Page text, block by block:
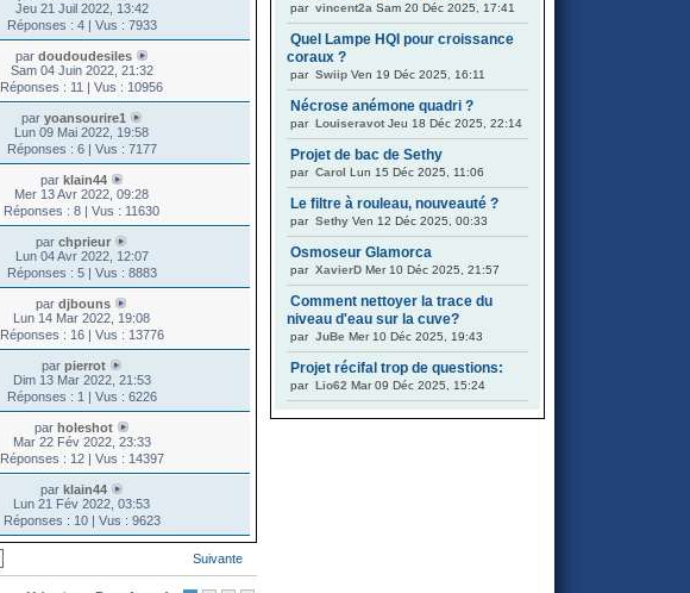
Jeu 21 Juil 2022, 13:42
Réponses : 4 | Vus : 7933
par doudoudesiles
Sam 04 Juin 2022, 21:32
Réponses : 11 | Vus : 10956
par yoansourire1
Lun 09 Mai 2022, 19:58
Réponses : 6 | Vus : 7177
par klain44
Mer 13 Avr 2022, 09:28
Réponses : 8 | Vus : 11630
parchprieur
Lun 04 Avr 2022, 12:07
Réponses : 5 | Vus : 8883
pardjbouns
Lun 14 Mar 2022, 19:08
Réponses : 16 | Vus : 13776
par pierrot
Dim 13 Mar 2022, 21:53
Réponses : 1 | Vus : 6226
par holeshot
Mar 22 Fév 2022, 23:33
Réponses : 12 | Vus : 14397
par klain44
Lun 21 Fév 2022, 03:53
Réponses : 10 | Vus : 9623
Suivante
par vincent2a Sam 20 Déc 2025, 17:41
Quel Lampe HQI pour croissance
coraux ?
par Swiip Ven 19 Déc 2025, 16:11
Nécrose anémone quadri ?
par Louiseravot Jeu 18 Déc 2025, 22:14
Projet de bac de Sethy
par Carol Lun 15 Déc 2025, 11:06
Le filtre à rouleau, nouveauté ?
par Sethy Ven 12 Déc 2025, 00:33
Osmoseur Glamorca
par XavierD Mer 10 Déc 2025, 21:57
Comment nettoyer la trace du
niveau d'eau sur la cuve?
par JuBe Mer 10 Déc 2025, 19:43
Projet récifal trop de questions:
par Lio62 Mar 09 Déc 2025, 15:24